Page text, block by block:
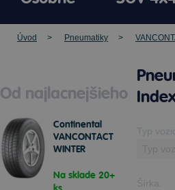
Úvod Pneumatiky
Od najlacnejšieho
Continental
VANCONTACT
WINTER
99/97 T Zimné
Na sklade 20+
Typ
Šírka: